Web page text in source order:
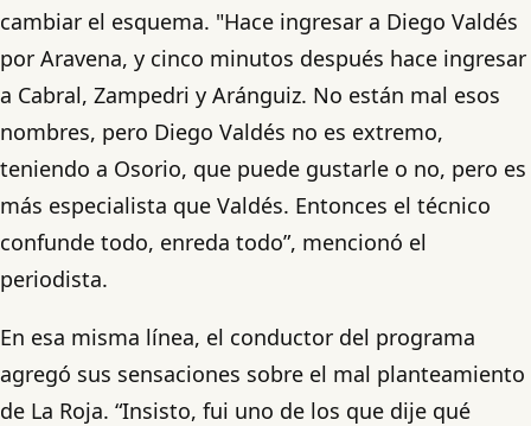
cambiar el esquema. "Hace ingresar a Diego Valdés
por Aravena, y cinco minutos después hace ingresar
a Cabral, Zampedri y Aránguiz. No están mal esos
nombres, pero Diego Valdés no es extremo,
teniendo a Osorio, que puede gustarle o no, pero es
más especialista que Valdés. Entonces el técnico
confunde todo, enreda todo”, mencionó el
periodista.
En esa misma línea, el conductor del programa
agregó sus sensaciones sobre el mal planteamiento
de La Roja. “Insisto, fui uno de los que dije qué